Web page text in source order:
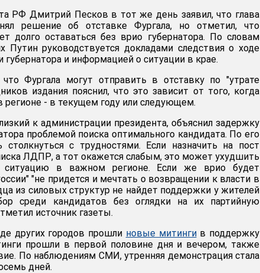
РФ Дмитрий Песков в тот же день заявил, что глава
решение об отставке Фургала, но отметил, что
долго оставаться без врио губернатора. По словам
Путин руководствуется докладами следствия о ходе
и информацией о ситуации в крае.
Фургала могут отправить в отставку по "утрате
издания пояснил, что это зависит от того, когда
- в текущем году или следующем.
к администрации президента, объяснил задержку
проблемой поиска оптимального кандидата. По его
с трудностями. Если назначить на пост
ЛДПР, а тот окажется слабым, это может ухудшить
ситуацию в важном регионе. Если же врио будет
"не придется и мечтать о возвращении к власти в
из силовых структур не найдет поддержки у жителей
среди кандидатов без оглядки на их партийную
источник газеты.
других городов прошли новые митингив поддержку
прошли в первой половине дня и вечером, также
По наблюдениям СМИ, утренняя демонстрация стала
дней.